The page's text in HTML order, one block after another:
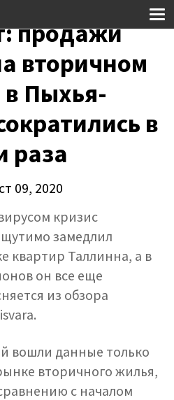
продажи
вторичном
Пыхья-
в
раза
09, 2020
кризис
замедлил
квартир Таллинна, а в
он все еще
из обзора
вошли данные только
вторичного жилья,
с началом